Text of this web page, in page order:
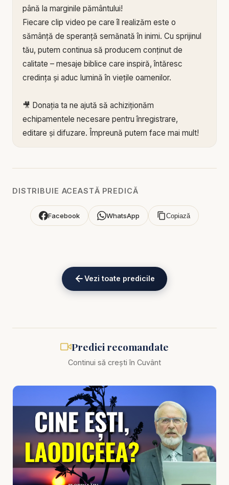
până la marginile pământului!
Fiecare clip video pe care îl realizăm este o
sămânță de speranță semănată în inimi. Cu sprijinul
tău, putem continua să producem conținut de
calitate – mesaje biblice care inspiră, întăresc
credința și aduc lumină în viețile oamenilor.
🎥 Donația ta ne ajută să achiziționăm
echipamentele necesare pentru înregistrare,
editare și difuzare. Împreună putem face mai mult!
om/3cs3fm5XE04r9Ik3cc
http://revolut.me/marius39jh
Alătură-te acestui canal pentru a primi acces la
eKV82sp3xNBFw/join
Biblia zilnică: Ascultă Biblia într-un an pehttps://bibl
Florin Lăiu - Frumoasa și Bestia - Timpul este
aproape - Cine este fiara din Apocalipsa - predici
creștine
Tema fiarei din Apocalipsa a stârnit de-a lungul
timpului teamă, confuzie și multe interpretări, dar
dincolo de speculații rămâne o întrebare esențială:
DISTRIBUIE ACEASTĂ PREDICĂ
Facebook WhatsApp Copiază
Vezi toate predicile
Predici recomandate
Continui să crești în Cuvânt